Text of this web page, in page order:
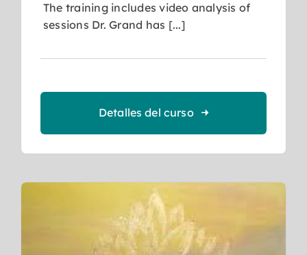
The training includes video analysis of
sessions Dr. Grand has [...]
Detalles del curso